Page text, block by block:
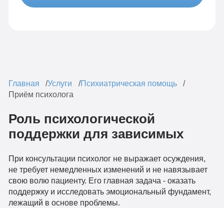
Главная Услуги
Психиатрическая помощь
Приём психолога
Роль психологической
поддержки для зависимых
При консультации психолог не выражает осуждения,
не требует немедленных изменений и не навязывает
свою волю пациенту. Его главная задача - оказать
поддержку и исследовать эмоциональный фундамент,
лежащий в основе проблемы.